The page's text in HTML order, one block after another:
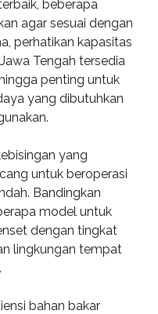
beberapa
agar sesuai dengan
perhatikan kapasitas
Tengah tersedia
penting untuk
yang dibutuhkan
yang
untuk beroperasi
Bandingkan
model untuk
dengan tingkat
lingkungan tempat
bahan bakar